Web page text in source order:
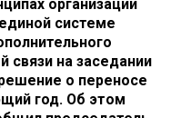
организации
системе
связи на заседании
о переносе
год. Об этом